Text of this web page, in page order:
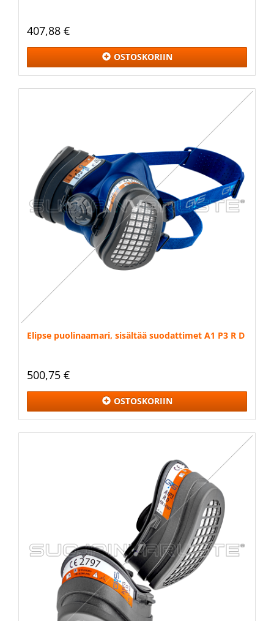
407,88 €
OSTOSKORIIN
Elipse puolinaamari, sisältää suodattimet A1 P3 R D
500,75 €
OSTOSKORIIN